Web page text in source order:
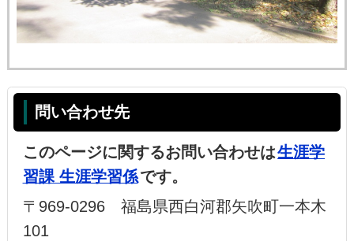
問い合わせ先
このページに関するお問い合わせは生涯学
習課 生涯学習係です。
〒969-0296 福島県西白河郡矢吹町一本木
101